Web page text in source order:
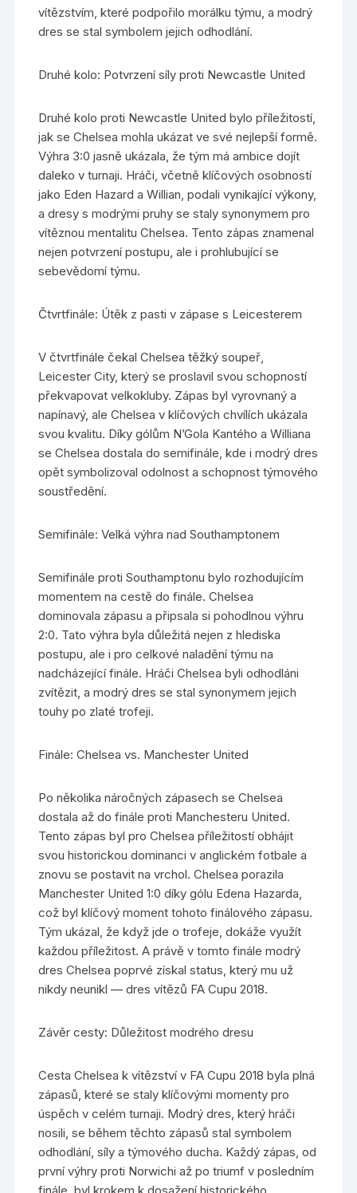
vítězstvím, které podpořilo morálku týmu, a modrý
dres se stal symbolem jejich odhodlání.
Druhé kolo: Potvrzení síly proti Newcastle United
Druhé kolo proti Newcastle United bylo příležitostí,
jak se Chelsea mohla ukázat ve své nejlepší formě.
Výhra 3:0 jasně ukázala, že tým má ambice dojít
daleko v turnaji. Hráči, včetně klíčových osobností
jako Eden Hazard a Willian, podali vynikající výkony,
a dresy s modrými pruhy se staly synonymem pro
vítěznou mentalitu Chelsea. Tento zápas znamenal
nejen potvrzení postupu, ale i prohlubující se
sebevědomí týmu.
Čtvrtfinále: Útěk z pasti v zápase s Leicesterem
V čtvrtfinále čekal Chelsea těžký soupeř,
Leicester City, který se proslavil svou schopností
překvapovat velkokluby. Zápas byl vyrovnaný a
napínavý, ale Chelsea v klíčových chvílích ukázala
svou kvalitu. Díky gólům N’Gola Kantého a Williana
se Chelsea dostala do semifinále, kde i modrý dres
opět symbolizoval odolnost a schopnost týmového
soustředění.
Semifinále: Velká výhra nad Southamptonem
Semifinále proti Southamptonu bylo rozhodujícím
momentem na cestě do finále. Chelsea
dominovala zápasu a připsala si pohodlnou výhru
2:0. Tato výhra byla důležitá nejen z hlediska
postupu, ale i pro celkové naladění týmu na
nadcházející finále. Hráči Chelsea byli odhodláni
zvítězit, a modrý dres se stal synonymem jejich
touhy po zlaté trofeji.
Finále: Chelsea vs. Manchester United
Po několika náročných zápasech se Chelsea
dostala až do finále proti Manchesteru United.
Tento zápas byl pro Chelsea příležitostí obhájit
svou historickou dominanci v anglickém fotbale a
znovu se postavit na vrchol. Chelsea porazila
Manchester United 1:0 díky gólu Edena Hazarda,
což byl klíčový moment tohoto finálového zápasu.
Tým ukázal, že když jde o trofeje, dokáže využít
každou příležitost. A právě v tomto finále modrý
dres Chelsea poprvé získal status, který mu už
nikdy neunikl — dres vítězů FA Cupu 2018.
Závěr cesty: Důležitost modrého dresu
Cesta Chelsea k vítězství v FA Cupu 2018 byla plná
zápasů, které se staly klíčovými momenty pro
úspěch v celém turnaji. Modrý dres, který hráči
nosili, se během těchto zápasů stal symbolem
odhodlání, síly a týmového ducha. Každý zápas, od
první výhry proti Norwichi až po triumf v posledním